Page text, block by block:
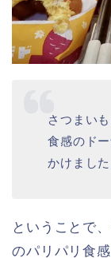
ということで
はシャリシャ
そして、塩バ
あっという間